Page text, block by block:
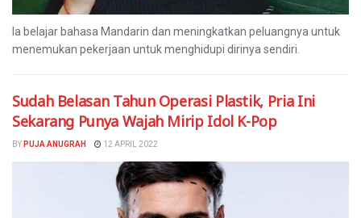
Ia belajar bahasa Mandarin dan meningkatkan peluangnya untuk
menemukan pekerjaan untuk menghidupi dirinya sendiri.
Sudah Belasan Tahun Operasi Plastik, Pria Ini
Sekarang Punya Wajah Mirip Idol K-Pop
BY PUJA ANUGRAH 12 APRIL 2022